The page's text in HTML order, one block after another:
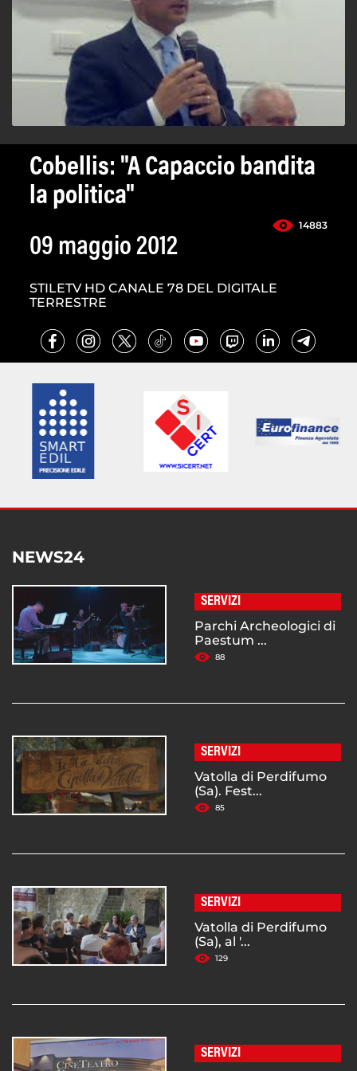
Cobellis: "A Capaccio bandita
la politica"
14883
09 maggio 2012
STILETV HD CANALE 78 DEL DIGITALE
TERRESTRE
NEWS24
SERVIZI
Parchi Archeologici di
Paestum ...
88
SERVIZI
Vatolla di Perdifumo
(Sa). Fest...
85
SERVIZI
Vatolla di Perdifumo
(Sa), al '...
129
SERVIZI